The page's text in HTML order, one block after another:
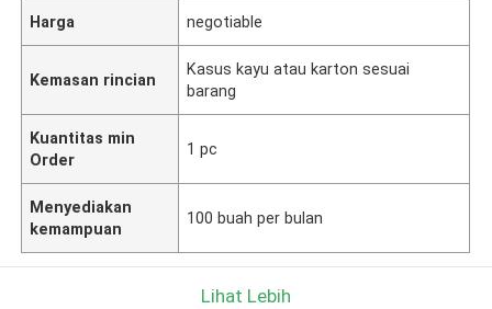
Harga negotiable
Kemasan rincian
Kasus kayu atau karton sesuai
barang
Kuantitas min
Order
1 pc
Menyediakan
kemampuan
100 buah per bulan
Lihat Lebih